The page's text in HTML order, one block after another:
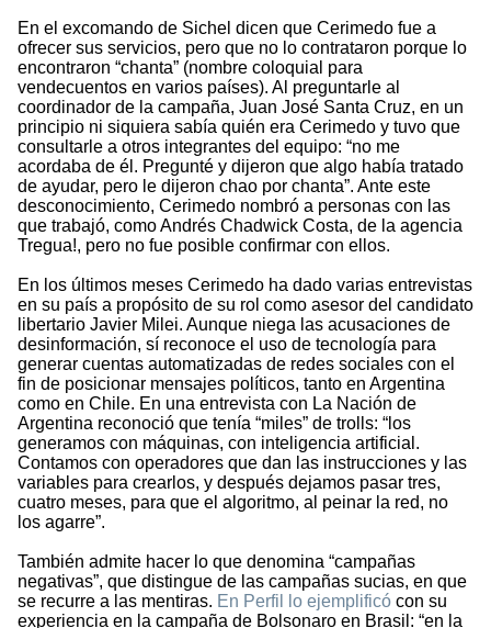
En el excomando de Sichel dicen que Cerimedo fue a
ofrecer sus servicios, pero que no lo contrataron porque lo
encontraron “chanta” (nombre coloquial para
vendecuentos en varios países). Al preguntarle al
coordinador de la campaña, Juan José Santa Cruz, en un
principio ni siquiera sabía quién era Cerimedo y tuvo que
consultarle a otros integrantes del equipo: “no me
acordaba de él. Pregunté y dijeron que algo había tratado
de ayudar, pero le dijeron chao por chanta”. Ante este
desconocimiento, Cerimedo nombró a personas con las
que trabajó, como Andrés Chadwick Costa, de la agencia
Tregua!, pero no fue posible confirmar con ellos.
En los últimos meses Cerimedo ha dado varias entrevistas
en su país a propósito de su rol como asesor del candidato
libertario Javier Milei. Aunque niega las acusaciones de
desinformación, sí reconoce el uso de tecnología para
generar cuentas automatizadas de redes sociales con el
fin de posicionar mensajes políticos, tanto en Argentina
como en Chile. En una entrevista con La Nación de
Argentina reconoció que tenía “miles” de trolls: “los
generamos con máquinas, con inteligencia artificial.
Contamos con operadores que dan las instrucciones y las
variables para crearlos, y después dejamos pasar tres,
cuatro meses, para que el algoritmo, al peinar la red, no
los agarre”.
También admite hacer lo que denomina “campañas
negativas”, que distingue de las campañas sucias, en que
se recurre a las mentiras. En Perfil lo ejemplificó con su
experiencia en la campaña de Bolsonaro en Brasil: “en la